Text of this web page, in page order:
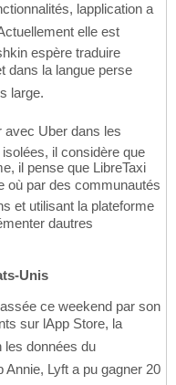
lapplication a
elle est
espère traduire
dans la langue perse
large.
avec Uber dans les
il considère que
il pense que LibreTaxi
où par des communautés
et utilisant la plateforme
dautres
Unis
ce weekend par son
sur lApp Store, la
les données du
Annie, Lyft a pu gagner 20